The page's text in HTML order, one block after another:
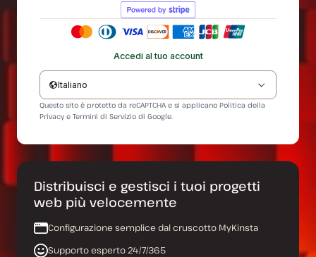
Accedi al tuo account
Italiano
Questo sito è protetto da reCAPTCHA e si applicano Politica della
Privacy e Termini di Servizio di Google.
Distribuisci e gestisci i tuoi progetti
web più velocemente
Configurazione semplice dal cruscotto MyKinsta
Supporto esperto 24/7/365